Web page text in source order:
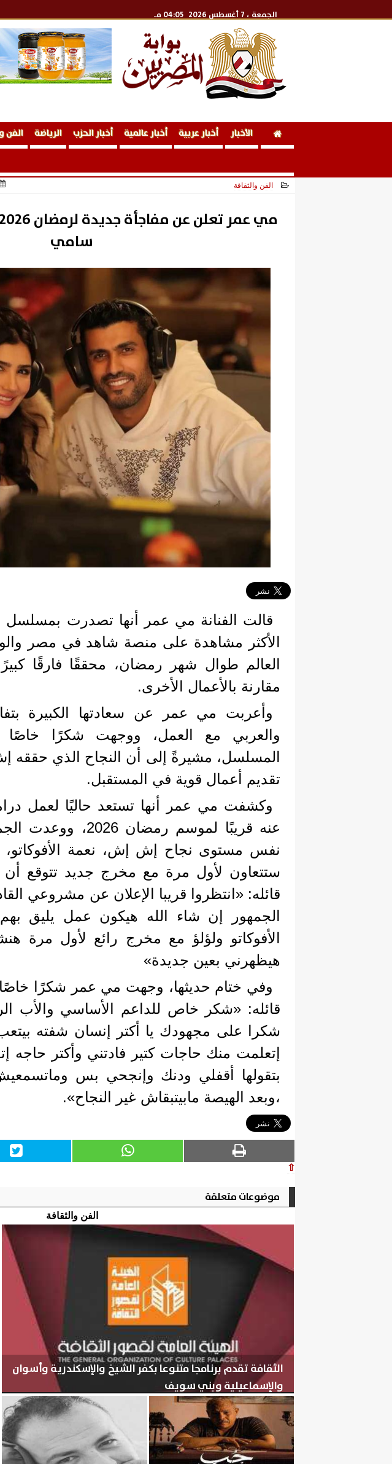
الجمعة ، 7 أغسطس 2026 04:05 مـ
الأخبار أخبار عربية أخبار عالمية أخبار الحزب الرياضة الفن
الفن والثقافة
سامي
قالت الفنانة مي عمر أنها تصدرت
الأكثر مشاهدة على منصة شاهد في مصر
العالم طوال شهر رمضان، محققًا فارقًا
مقارنة بالأعمال الأخرى.
وأعربت مي عمر عن سعادتها الكبيرة
والعربي مع العمل، ووجهت شكرًا خاصًا
المسلسل، مشيرةً إلى أن النجاح الذي حققه
تقديم أعمال قوية في المستقبل.
وكشفت مي عمر أنها تستعد حاليًا لعمل
عنه قريبًا لموسم
نفس مستوى نجاح إش إش، نعمة الأفوكاتو،
ستتعاون لأول مرة مع مخرج جديد تتوقع
الجمهور إن شاء الله هيكون عمل يليق
الأفوكاتو ولؤلؤ مع مخرج رائع لأول مرة
هيظهرني بعين جديدة»
وفي ختام حديثها، وجهت مي عمر شكرًا
قائله: «شكر خاص للداعم الأساسي والأب
شكرا على مجهودك يا أكتر إنسان شفته
إتعلمت منك حاجات كتير فادتني وأكتر حاجه
بتقولها أقفلي ودنك وإنجحي بس
،وبعد الهيصة مابيتبقاش غير النجاح».
⇧
موضوعات متعلقة
الفن والثقافة
الثقافة تقدم برنامجا متنوعا بكفر الشيخ والإسكندرية وأسوان
والإسماعيلية وبني سويف
الخميس، 6 أغسطس 2026 05:56 مـ